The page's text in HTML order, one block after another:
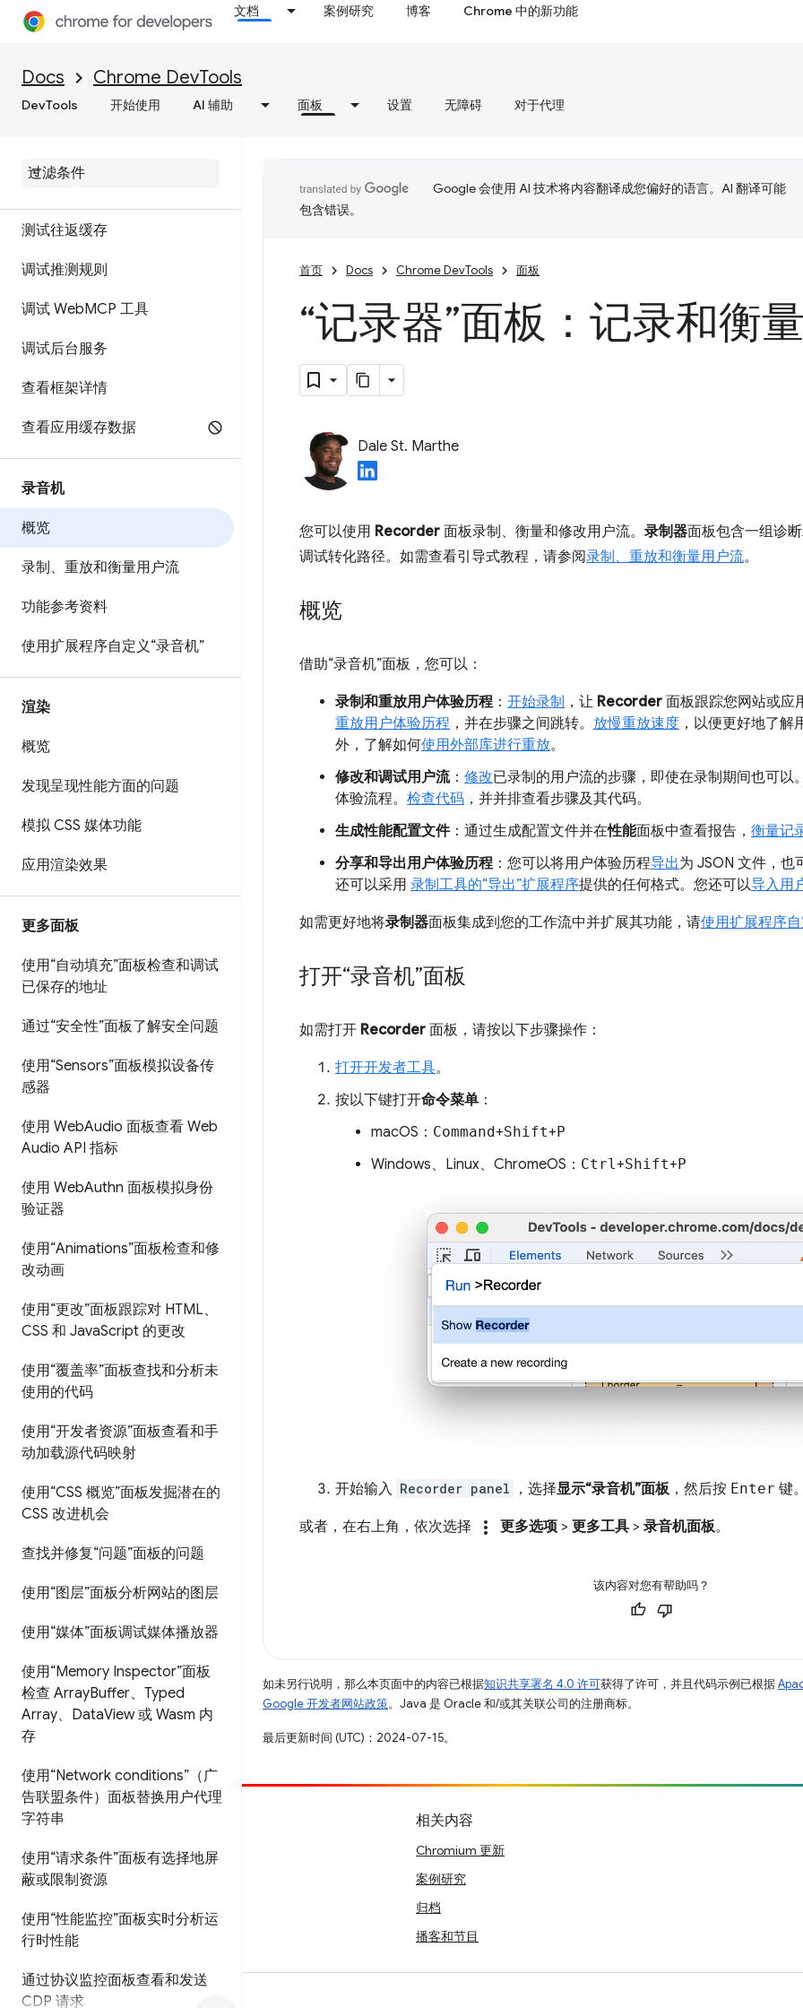
文档 案例研究 博客 Chrome 中的新功能
Docs Chrome DevTools
DevTools 开始使用 AI 辅助 面板 设置 无障碍 对于代理
概览
查看并修改
测试往返缓存
调试推测规则
调试 WebMCP 工具
调试后台服务
查看框架详情
查看应用缓存数据
录音机
概览
录制、重放和衡量用户流
功能参考资料
使用扩展程序自定义“录音机”
渲染
概览
发现呈现性能方面的问题
模拟 CSS 媒体功能
应用渲染效果
更多面板
使用“自动填充”面板检查和调试
已保存的地址
通过“安全性”面板了解安全问题
使用“Sensors”面板模拟设备传
感器
使用 WebAudio 面板查看 Web
Audio API 指标
使用 WebAuthn 面板模拟身份
验证器
使用“Animations”面板检查和修
改动画
使用“更改”面板跟踪对 HTML、
CSS 和 JavaScript 的更改
使用“覆盖率”面板查找和分析未
使用的代码
使用“开发者资源”面板查看和手
动加载源代码映射
使用“CSS 概览”面板发掘潜在的
CSS 改进机会
查找并修复“问题”面板的问题
使用“图层”面板分析网站的图层
使用“媒体”面板调试媒体播放器
使用“Memory Inspector”面板
检查 ArrayBuffer、Typed
Array、DataView 或 Wasm 内
存
使用“Network conditions”（广
告联盟条件）面板替换用户代理
字符串
使用“请求条件”面板有选择地屏
蔽或限制资源
使用“性能监控”面板实时分析运
行时性能
通过协议监控面板查看和发送
CDP 请求
Google 会使用 AI 技术将内容翻译成您偏好的语言。AI 翻译可能
包含错误。
首页 Docs Chrome DevTools 面板
“记录器”面板：记录和衡
Dale St. Marthe
您可以使用 Recorder 面板录制、衡量和修改用户流。 录制器面板包含一组诊
调试转化路径。如需查看引导式教程，请参阅录制、重放和衡量用户流。
概览
借助“录音机”面板，您可以：
录制和重放用户体验历程： 开始录制 ，让 Recorder 面板跟踪您网站或应
重放用户体验历程 ，并在步骤之间跳转。 放慢重放速度 ，以便更好地了
外，了解如何使用外部库进行重放。
修改和调试用户流： 修改已录制的用户流的步骤，即使在录制期间也可以
体验流程。 检查代码 ，并并排查看步骤及其代码。
生成性能配置文件：通过生成配置文件并在性能面板中查看报告， 衡量记
分享和导出用户体验历程：您可以将用户体验历程导出为 JSON 文件，
还可以采用 录制工具的“导出”扩展程序提供的任何格式。您还可以导入用
如需更好地将录制器面板集成到您的工作流中并扩展其功能，请使用扩展程序
打开“录音机”面板
如需打开 Recorder 面板，请按以下步骤操作：
打开开发者工具。
按以下键打开命令菜单 ：
macOS： Command+Shift+P
Windows、Linux、ChromeOS： Ctrl+Shift+P
开始输入 Recorder panel ，选择显示“录音机”面板，然后按 Enter 键
或者，在右上角，依次选择 more_vert 更多选项 > 更多工具 > 录音机面板。
该内容对您有帮助吗？
如未另行说明，那么本页面中的内容已根据知识共享署名 4.0 许可获得了许可，并且代码示例已根据
Google 开发者网站政策。Java 是 Oracle 和/或其关联公司的注册商标。
最后更新时间 (UTC)：2024-07-15。
参与
提交 bug
查看未处理完毕的问题
相关内容
Chromium 更新
案例研究
归档
播客和节目